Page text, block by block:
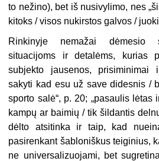
to nežino), bet iš nusivylimo, nes
kitoks / visos nukirstos galvos /
Rinkinyje nemažai dėmesio
situacijoms ir detalėms, kurias
subjekto jausenos, prisiminimai
sakyti kad esu už save didesnis /
sporto salė“, p. 20; „pasaulis lėtas
kampų ar baimių / tik šildantis
dėlto atsitinka ir taip, kad
pasirenkant šabloniškus teiginius,
ne universalizuojami, bet